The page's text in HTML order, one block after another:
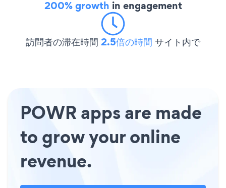
200% growth in engagement
訪問者の滞在時間 2.5倍の時間 サイト内で
POWR apps are made
to grow your online
revenue.